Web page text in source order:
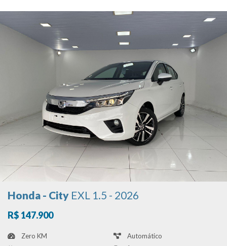
Honda - City EXL 1.5 - 2026
R$ 147.900
Zero KM
Automático